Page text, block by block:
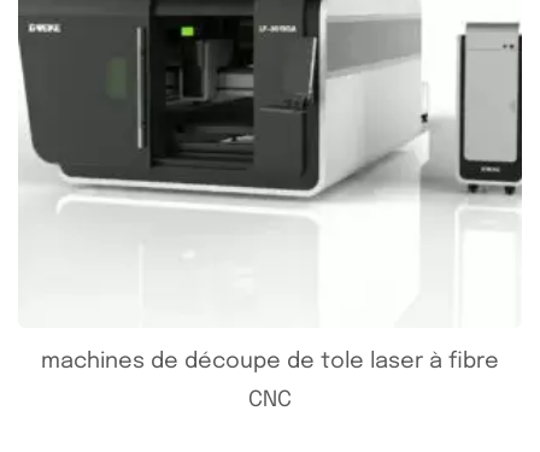
machines de découpe de tole laser à fibre
CNC